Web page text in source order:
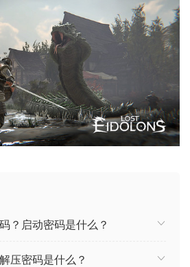
？启动密码是什么？
压密码是什么？